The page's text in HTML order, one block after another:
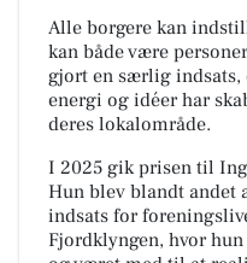
Alle borgere kan
kan både være
gjort en særlig
energi og idéer har
deres lokalområde.
I 2025 gik prisen til
Hun blev blandt andet
indsats for
Fjordklyngen, hvor